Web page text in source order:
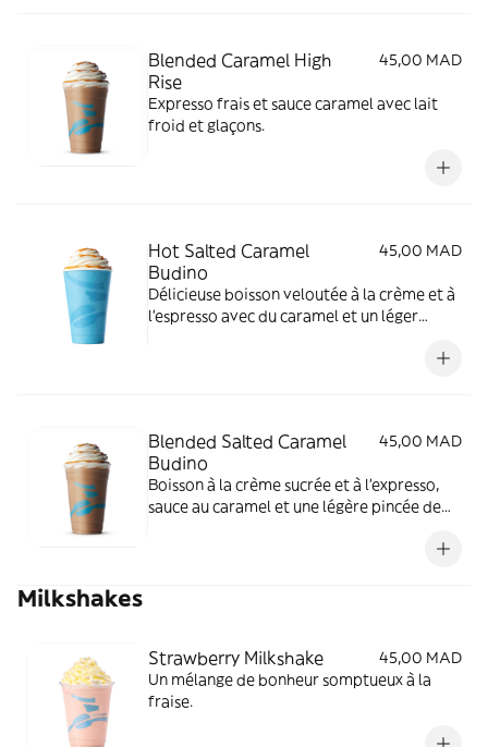
Blended Caramel High
Rise
45,00 MAD
Expresso frais et sauce caramel avec lait
froid et glaçons.
Hot Salted Caramel
Budino
45,00 MAD
Délicieuse boisson veloutée à la crème et à
l'espresso avec du caramel et un léger
couronné de crème chantilly et de sauce au
Blended Salted Caramel
Budino
45,00 MAD
Boisson à la crème sucrée et à l'expresso,
sauce au caramel et une légère pincée de
Milkshakes
Strawberry Milkshake
45,00 MAD
Un mélange de bonheur somptueux à la
fraise.